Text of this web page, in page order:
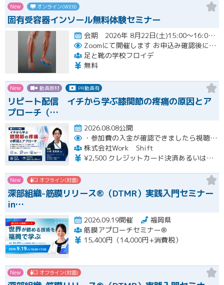
New オンライン(WEB)
固有受容器インソール無料体験セミナー
会期 2026年 8月22日(土)15:00～16:00開催
Zoomにて開催します お申込み確認後に、メールにてZOOM招待メールを送ります
足と靴の学校フロイデ
無料
New 動画教材 PR動画有
リピート配信 イチから学ぶ膝関節の疼痛の原因とア
プローチ（…
2026.08.08公開
・参加費の入金が確認できましたら視聴用URLとパスワードおよび資料をお申込みいただきましたメールアドレスに送付します。
株式会社Work Shift
¥2,500 クレジットカード決済あるいは銀行振込となります。
New オフライン(対面)
深部組織-筋膜リリース®（DTMR）実践入門セミナー
in…
2026.09.19開催
福岡県
筋膜アプローチセミナー®
15,400円（14,000円+消費税）
New オフライン(対面)